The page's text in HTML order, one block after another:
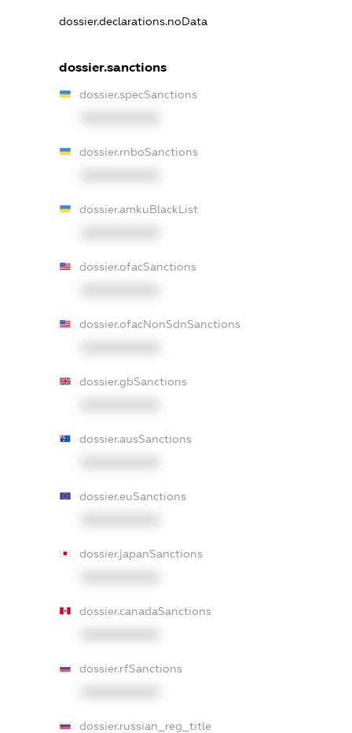
dossier.declarations.noData
dossier.sanctions
dossier.specSanctions
dossier.rnboSanctions
dossier.amkuBlackList
dossier.ofacSanctions
dossier.ofacNonSdnSanctions
dossier.gbSanctions
dossier.ausSanctions
dossier.euSanctions
dossier.japanSanctions
dossier.canadaSanctions
dossier.rfSanctions
dossier.russian_reg_title